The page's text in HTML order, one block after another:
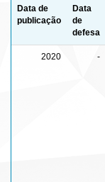
Data de
publicação
Data
de
defesa
2020 -